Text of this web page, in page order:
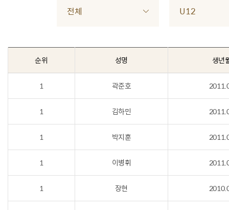
전체 U12
순위 성명 생년
1 곽준호
1 김하민
1 박지훈
1 이병휘
1 장현